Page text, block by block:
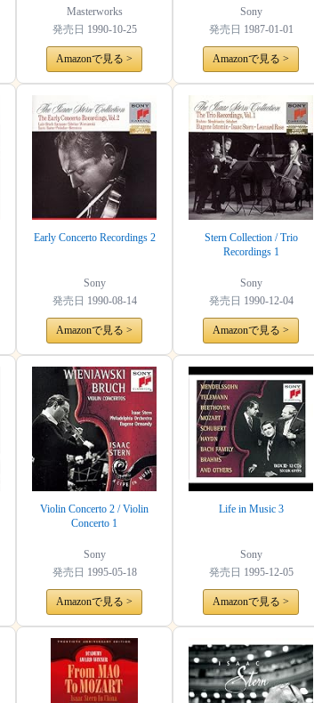
Masterworks
発売日 1990-10-25
Amazonで見る >
Sony
発売日 1987-01-01
Amazonで見る >
Early Concerto Recordings 2
Sony
発売日 1990-08-14
Amazonで見る >
Stern Collection / Trio
Recordings 1
Sony
発売日 1990-12-04
Amazonで見る >
Violin Concerto 2 / Violin
Concerto 1
Sony
発売日 1995-05-18
Amazonで見る >
Life in Music 3
Sony
発売日 1995-12-05
Amazonで見る >